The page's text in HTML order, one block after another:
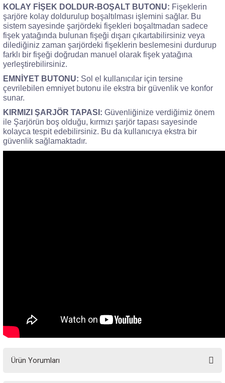
KOLAY FİŞEK DOLDUR-BOŞALT BUTONU: Fişeklerin
şarjöre kolay doldurulup boşaltılması işlemini sağlar. Bu
sistem sayesinde şarjördeki fişekleri boşaltmadan sadece
fişek yatağında bulunan fişeği dışarı çıkartabilirsiniz veya
dilediğiniz zaman şarjördeki fişeklerin beslemesini durdurup
farklı bir fişeği doğrudan manuel olarak fişek yatağına
yerleştirebilirsiniz.
EMNİYET BUTONU: Sol el kullanıcılar için tersine
çevrilebilen emniyet butonu ile ekstra bir güvenlik ve konfor
sunar.
KIRMIZI ŞARJÖR TAPASI: Güvenliğinize verdiğimiz önem
ile Şarjörün boş olduğu, kırmızı şarjör tapası sayesinde
kolayca tespit edebilirsiniz. Bu da kullanıcıya ekstra bir
güvenlik sağlamaktadır.
Ürün Yorumları